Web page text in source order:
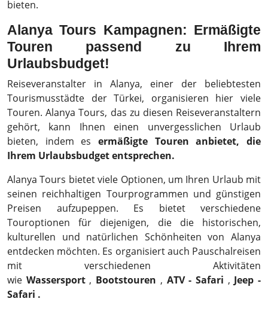
bieten.
Alanya Tours Kampagnen: Ermäßigte
Touren passend zu Ihrem
Urlaubsbudget!
Reiseveranstalter in Alanya, einer der beliebtesten
Tourismusstädte der Türkei, organisieren hier viele
Touren. Alanya Tours, das zu diesen Reiseveranstaltern
gehört, kann Ihnen einen unvergesslichen Urlaub
bieten, indem es ermäßigte Touren anbietet, die
Ihrem Urlaubsbudget entsprechen.
Alanya Tours bietet viele Optionen, um Ihren Urlaub mit
seinen reichhaltigen Tourprogrammen und günstigen
Preisen aufzupeppen. Es bietet verschiedene
Touroptionen für diejenigen, die die historischen,
kulturellen und natürlichen Schönheiten von Alanya
entdecken möchten. Es organisiert auch Pauschalreisen
mit verschiedenen Aktivitäten
wie Wassersport, Bootstouren , ATV - Safari ,Jeep -
Safari .